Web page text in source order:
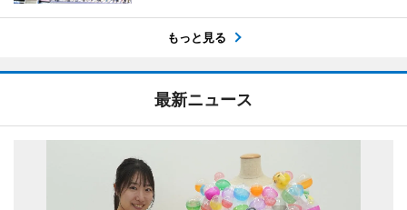
もっと見る
最新ニュース